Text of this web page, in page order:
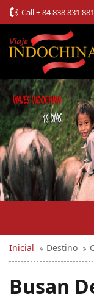
Call+ 84 838 831 881
Inicial Destino
Busan